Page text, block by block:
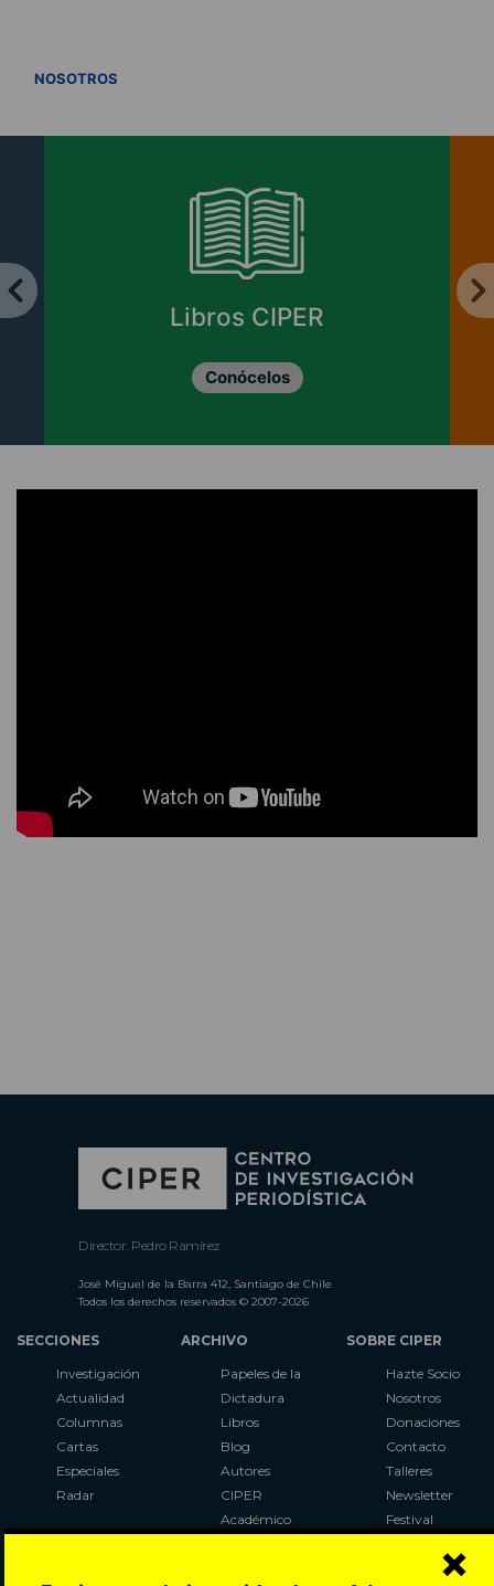
×
NOSOTROS
Libros CIPER
Conócelos
Director: Pedro Ramírez
José Miguel de la Barra 412, Santiago de Chile
Todos los derechos reservados © 2007-2026
SECCIONES
Investigación
Actualidad
Columnas
Cartas
Especiales
Radar
ARCHIVO
Papeles de la
Dictadura
Libros
Blog
Autores
CIPER
Académico
SOBRE CIPER
Hazte Socio
Nosotros
Donaciones
Contacto
Talleres
Newsletter
Festival